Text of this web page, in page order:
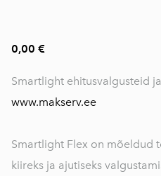
0,00 €
Smartlight ehitusvalgusteid
www.makserv.ee
Smartlight Flex on mõeldud
kiireks ja ajutiseks